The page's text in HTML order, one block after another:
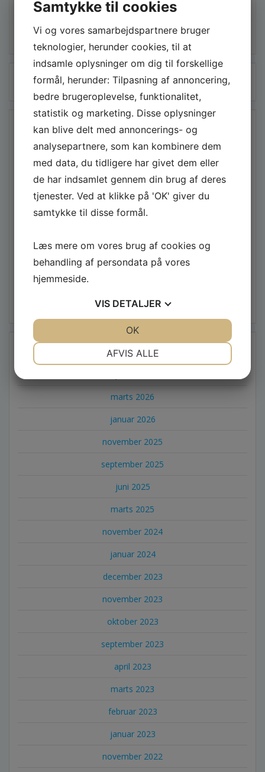
Skriv et svar
Du skal værelogget indfor at skrive en
kommentar.
Søg
efter:
SENESTE INDLÆG
Professionel rengøring i København: Fleksible løsninger til
hjem og virksomhed
Professionelt og effektivt gravearbejde i Roskilde – Din
guide til det rette valg
Find den rette elektriker på Østerbro til alle dine el-
Professionel ejendomsservice i Rødovre sikrer
vedligeholdelse og tryghed (Sponseret indhold)
relæ
marts 2026
januar 2026
november 2025
september 2025
juni 2025
marts 2025
november 2024
januar 2024
december 2023
november 2023
oktober 2023
september 2023
april 2023
marts 2023
februar 2023
januar 2023
november 2022
Samtykke til cookies
Vi og vores samarbejdspartnere bruger
teknologier, herunder cookies, til at
indsamle oplysninger om dig til forskellige
formål, herunder: Tilpasning af annoncering,
bedre brugeroplevelse, funktionalitet,
statistik og marketing. Disse oplysninger
kan blive delt med annoncerings- og
analysepartnere, som kan kombinere dem
med data, du tidligere har givet dem eller
de har indsamlet gennem din brug af deres
tjenester. Ved at klikke på 'OK' giver du
samtykke til disse formål.
Læs mere om vores brug af cookies og
behandling af persondata på vores
hjemmeside.
VIS DETALJER
AFVIS ALLE
OK